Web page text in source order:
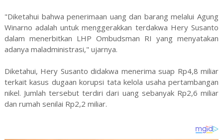
"Diketahui bahwa penerimaan uang dan barang melalui Agung
Winarno adalah untuk menggerakkan terdakwa Hery Susanto
dalam menerbitkan LHP Ombudsman RI yang menyatakan
adanya maladministrasi," ujarnya.
Diketahui, Hery Susanto didakwa menerima suap Rp4,8 miliar
terkait kasus dugaan korupsi tata kelola usaha pertambangan
nikel. Jumlah tersebut terdiri dari uang sebanyak Rp2,6 miliar
dan rumah senilai Rp2,2 miliar.